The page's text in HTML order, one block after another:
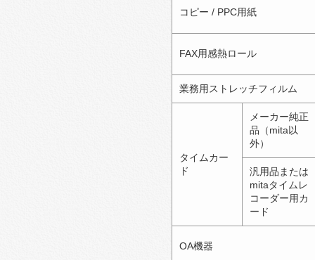
コピー / PPC用紙
FAX用感熱ロール
業務用ストレッチフィルム
タイムカー
ド
メーカー純正
品（mita以
外）
汎用品または
mitaタイムレ
コーダー用カ
ード
OA機器